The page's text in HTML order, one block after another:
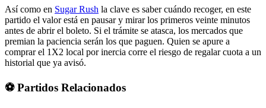
Así como en Sugar Rush la clave es saber cuándo recoger, en este
partido el valor está en pausar y mirar los primeros veinte minutos
antes de abrir el boleto. Si el trámite se atasca, los mercados que
premian la paciencia serán los que paguen. Quien se apure a
comprar el 1X2 local por inercia corre el riesgo de regalar cuota a un
historial que ya avisó.
⚽ Partidos Relacionados